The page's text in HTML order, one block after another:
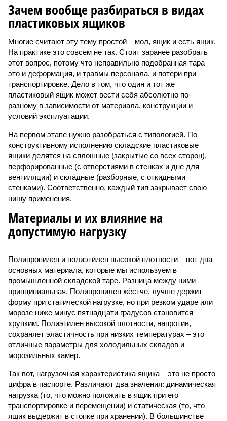
Зачем вообще разбираться в видах
пластиковых ящиков
Многие считают эту тему простой – мол, ящик и есть ящик.
На практике это совсем не так. Стоит заранее разобрать
этот вопрос, потому что неправильно подобранная тара –
это и деформация, и травмы персонала, и потери при
транспортировке. Дело в том, что один и тот же
пластиковый ящик может вести себя абсолютно по-
разному в зависимости от материала, конструкции и
условий эксплуатации.
На первом этапе нужно разобраться с типологией. По
конструктивному исполнению складские пластиковые
ящики делятся на сплошные (закрытые со всех сторон),
перфорированные (с отверстиями в стенках и дне для
вентиляции) и складные (разборные, с откидными
стенками). Соответственно, каждый тип закрывает свою
нишу применения.
Материалы и их влияние на
допустимую нагрузку
Полипропилен и полиэтилен высокой плотности – вот два
основных материала, которые мы используем в
промышленной складской таре. Разница между ними
принципиальная. Полипропилен жёстче, лучше держит
форму при статической нагрузке, но при резком ударе или
морозе ниже минус пятнадцати градусов становится
хрупким. Полиэтилен высокой плотности, напротив,
сохраняет эластичность при низких температурах – это
отличные параметры для холодильных складов и
морозильных камер.
Так вот, нагрузочная характеристика ящика – это не просто
цифра в паспорте. Различают два значения: динамическая
нагрузка (то, что можно положить в ящик при его
транспортировке и перемещении) и статическая (то, что
ящик выдержит в стопке при хранении). В большинстве